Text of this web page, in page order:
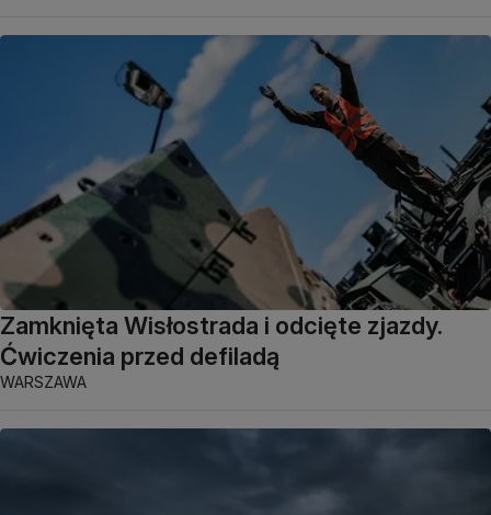
Zamknięta Wisłostrada i odcięte zjazdy.
Ćwiczenia przed defiladą
WARSZAWA